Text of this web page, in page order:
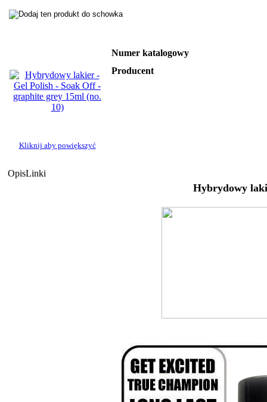
Kliknij aby powiększyć
Numer katalogowy
Producent
OpisLinki
Hybrydowy